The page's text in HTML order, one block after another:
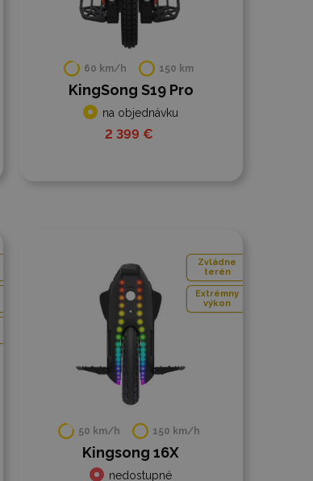
60 km/h 150 km
KingSong S19 Pro
na objednávku
2 399 €
Zvládne
terén
Extrémny
výkon
50 km/h 150 km/h
Kingsong 16X
nedostupné